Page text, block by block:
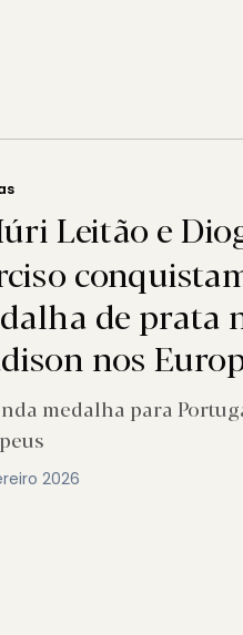
Leitão e
de prata
nos
medalha para
2026